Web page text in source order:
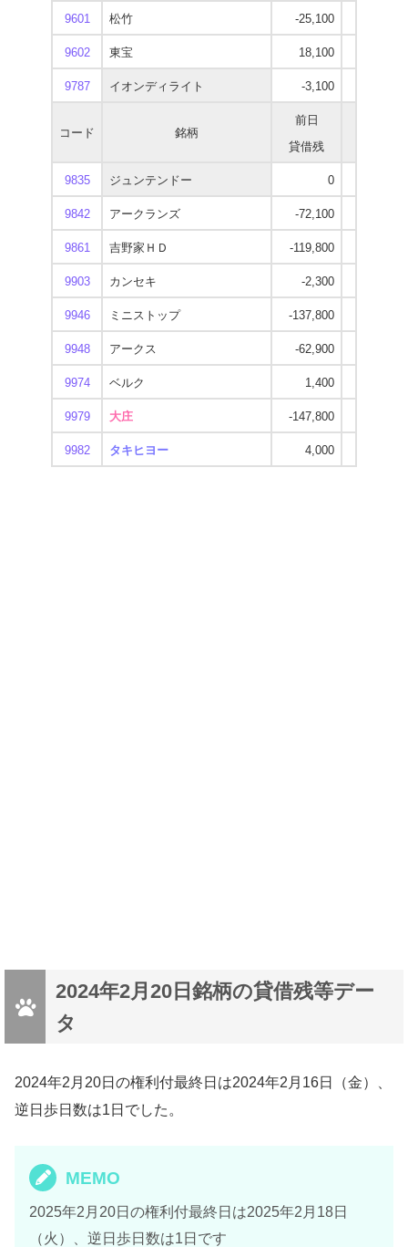
9601 松竹 -25,100
9602 東宝 18,100
9787 イオンディライト -3,100
コード 銘柄
前日
貸借残
9835 ジュンテンドー 0
9842 アークランズ -72,100
9861 吉野家ＨＤ -119,800
9903 カンセキ -2,300
9946 ミニストップ -137,800
9948 アークス -62,900
9974 ベルク 1,400
9979 大庄 -147,800
9982 タキヒヨー 4,000
2024年2月20日銘柄の貸借残等デー
タ
2024年2月20日の権利付最終日は2024年2月16日（金）、
逆日歩日数は1日でした。
MEMO
2025年2月20日の権利付最終日は2025年2月18日
（火）、逆日歩日数は1日です